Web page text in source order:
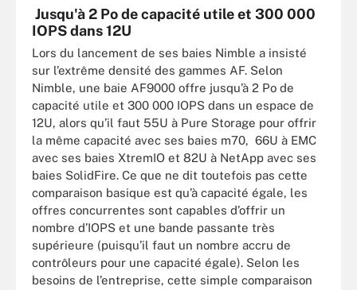
Jusqu'à 2 Po de capacité utile et 300 000
IOPS dans 12U
Lors du lancement de ses baies Nimble a insisté
sur l’extrême densité des gammes AF. Selon
Nimble, une baie AF9000 offre jusqu’à 2 Po de
capacité utile et 300 000 IOPS dans un espace de
12U, alors qu’il faut 55U à Pure Storage pour offrir
la même capacité avec ses baies m70, 66U à EMC
avec ses baies XtremIO et 82U à NetApp avec ses
baies SolidFire. Ce que ne dit toutefois pas cette
comparaison basique est qu’à capacité égale, les
offres concurrentes sont capables d’offrir un
nombre d’IOPS et une bande passante très
supérieure (puisqu’il faut un nombre accru de
contrôleurs pour une capacité égale). Selon les
besoins de l’entreprise, cette simple comparaison